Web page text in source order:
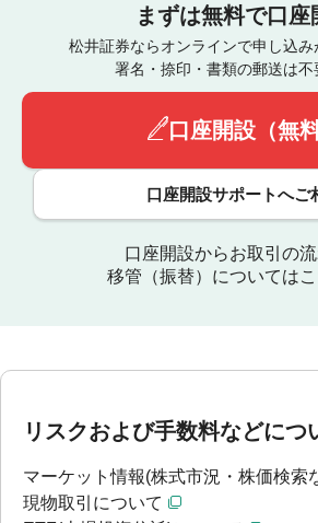
まずは無料で口座
松井証券ならオンラインで申し込み
署名・捺印・書類の郵送は不
口座開設（無料
口座開設サポートへご
口座開設からお取引の
移管（振替）については
リスクおよび手数料などにつ
マーケット情報(株式市況・株価検索
現物取引について